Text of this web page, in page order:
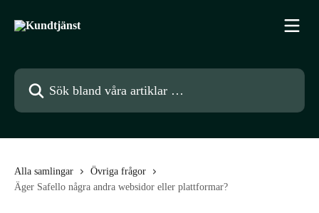
Sök bland våra artiklar …
Alla samlingar
Övriga frågor
Äger Safello några andra websidor eller plattformar?